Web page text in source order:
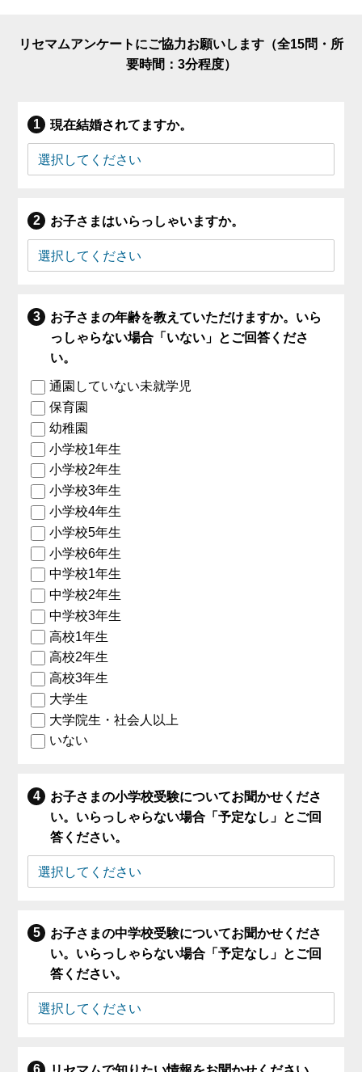
リセマムアンケートにご協力お願いします（全15問・所
要時間：3分程度）
現在結婚されてますか。
お子さまはいらっしゃいますか。
お子さまの年齢を教えていただけますか。いら
っしゃらない場合「いない」とご回答くださ
い。
通園していない未就学児
保育園
幼稚園
小学校1年生
小学校2年生
小学校3年生
小学校4年生
小学校5年生
小学校6年生
中学校1年生
中学校2年生
中学校3年生
高校1年生
高校2年生
高校3年生
大学生
大学院生・社会人以上
いない
お子さまの小学校受験についてお聞かせくださ
い。いらっしゃらない場合「予定なし」とご回
答ください。
お子さまの中学校受験についてお聞かせくださ
い。いらっしゃらない場合「予定なし」とご回
答ください。